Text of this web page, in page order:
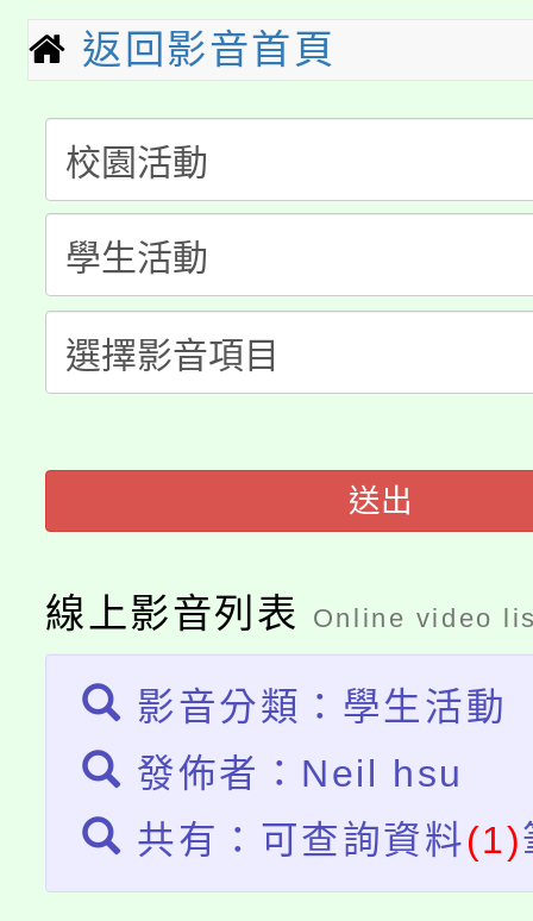
代理(課)教師甄選結果(
公告本校115學年度第
代理(課)教師甄選結果(
轉知中國文化大學推廣
《TA101》溝通分析基
程，歡迎學生輔導中心
心理、諮商輔導、社會
系所師生報名參加。
淨零綠生活教案入校路
會
115年食農教育專業人
程
學期銜接期間理賠案件
學籍身 分審查程序及
版
淨零綠領人才培育課程
公告本校115學年度第
桃園市115學年度學生
代理(課)教師甄選結果(
公告本校115學年度第
代理(課)教師甄選結果(
轉知中國文化大學推廣
《TA101》溝通分析基
程，歡迎學生輔導中心
返回影音首頁
送出
線上影音列表 Online video
影音分類：學生活動
發佈者：Neil hsu
共有：可查詢資料(1)